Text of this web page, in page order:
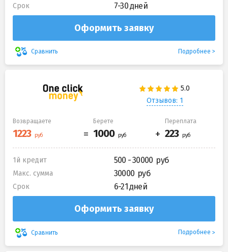
Срок 7-30 дней
Оформить заявку
Сравнить Подробнее
Отзывов: 1
Возвращаете Берете Переплата
1й кредит 500 - 30000
Макс. сумма 30000
Срок 6-21 дней
Оформить заявку
Сравнить Подробнее